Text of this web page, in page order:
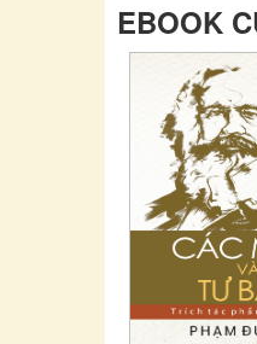
EBOOK